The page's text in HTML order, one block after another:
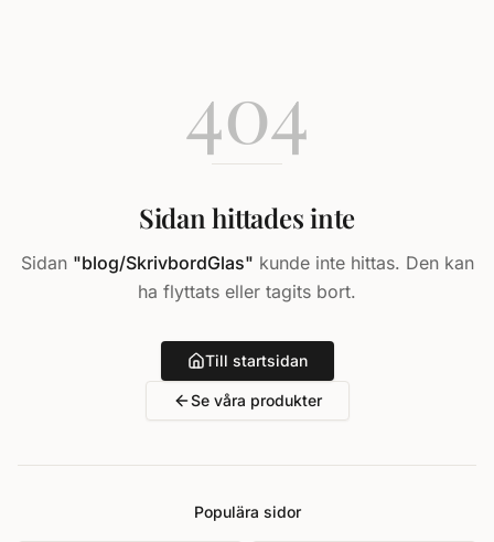
404
Sidan hittades inte
Sidan "blog/SkrivbordGlas" kunde inte hittas. Den kan
ha flyttats eller tagits bort.
Till startsidan
Se våra produkter
Populära sidor